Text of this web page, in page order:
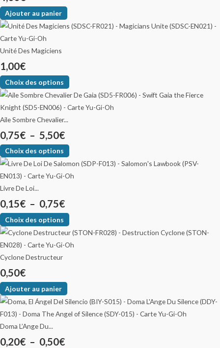
Ajouter au panier
Unité Des Magiciens
1,00€
Choix des options
Aile Sombre Chevalier...
0,75€ – 5,50€
Choix des options
Livre De Loi...
0,15€ – 0,75€
Choix des options
Cyclone Destructeur
0,50€
Ajouter au panier
Doma L’Ange Du...
0,20€ – 0,50€